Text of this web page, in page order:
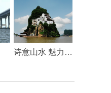
诗意山水 魅力宿松